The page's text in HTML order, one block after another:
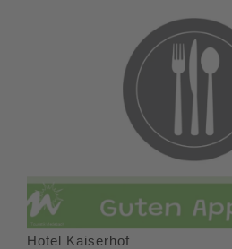
Hotel Kaiserhof